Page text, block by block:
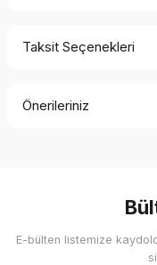
Taksit Seçenekleri
Önerileriniz
Görüş ve önerileriniz
Ürün resmi kalitesiz,
E-bülten listemize